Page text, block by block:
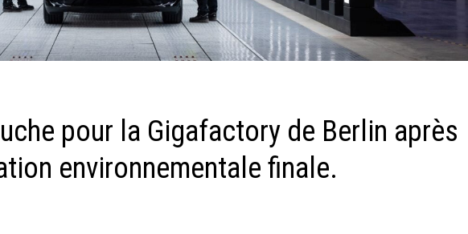
pour la Gigafactory de Berlin après
environnementale finale.